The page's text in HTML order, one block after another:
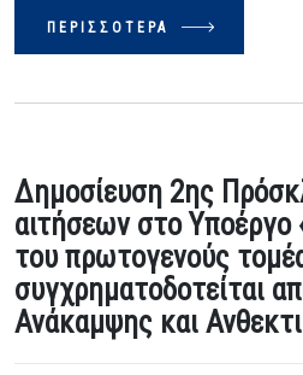
ΠΕΡΙΣΣΌΤΕΡΑ
Δημοσίευση 2ης
αιτήσεων στο Υποέργο
του πρωτογενούς
συγχρηματοδοτείται
Ανάκαμψης και